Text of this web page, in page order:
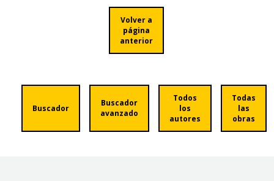
Volver a
página
anterior
Buscador
Buscador
avanzado
Todos
los
autores
Todas
las
obras